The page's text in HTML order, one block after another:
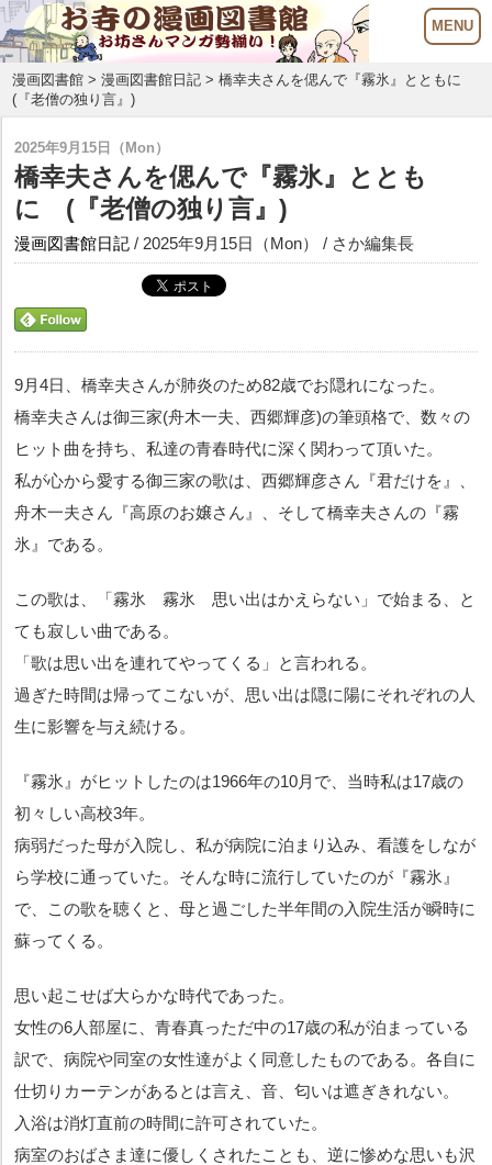
漫画図書館 >漫画図書館日記 > 橋幸夫さんを偲んで『霧氷』とともに
(『老僧の独り言』)
2025年9月15日（Mon）
橋幸夫さんを偲んで『霧氷』ととも
に (『老僧の独り言』)
漫画図書館日記 / 2025年9月15日（Mon） / さか編集長
9月4日、橋幸夫さんが肺炎のため82歳でお隠れになった。
橋幸夫さんは御三家(舟木一夫、西郷輝彦)の筆頭格で、数々の
ヒット曲を持ち、私達の青春時代に深く関わって頂いた。
私が心から愛する御三家の歌は、西郷輝彦さん『君だけを』、
舟木一夫さん『高原のお嬢さん』、そして橋幸夫さんの『霧
氷』である。
この歌は、「霧氷 霧氷 思い出はかえらない」 で始まる、と
ても寂しい曲である。
「歌は思い出を連れてやってくる」と言われる。
過ぎた時間は帰ってこないが、思い出は隠に陽にそれぞれの人
生に影響を与え続ける。
『霧氷』がヒットしたのは1966年の10月で、当時私は17歳の
初々しい高校3年。
病弱だった母が入院し、私が病院に泊まり込み、看護をしなが
ら学校に通っていた。そんな時に流行していたのが『霧氷』
で、この歌を聴くと、母と過ごした半年間の入院生活が瞬時に
蘇ってくる。
思い起こせば大らかな時代であった。
女性の6人部屋に、青春真っただ中の17歳の私が泊まっている
訳で、病院や同室の女性達がよく同意したものである。各自に
仕切りカーテンがあるとは言え、音、匂いは遮ぎきれない。
入浴は消灯直前の時間に許可されていた。
病室のおばさま達に優しくされたことも、逆に惨めな思いも沢